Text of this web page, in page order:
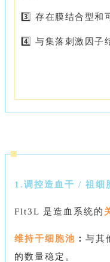
3️⃣ 存在膜结合型和
4️⃣ 与集落刺激因子
1.调控造血干 / 祖细
Flt3L 是造血系统的
维持干细胞池 ： 与其
的数量稳定。